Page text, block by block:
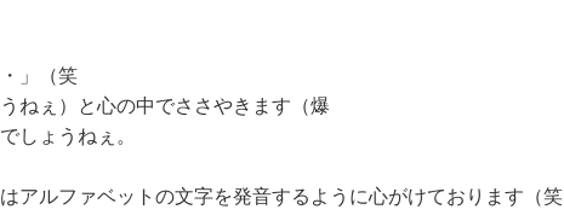
」（笑
ねぇ）と心の中でささやきます（爆
しょうねぇ。
アルファベットの文字を発音するように心がけております（笑